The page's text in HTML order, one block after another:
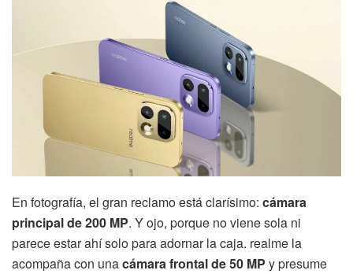
En fotografía, el gran reclamo está clarísimo: cámara
principal de 200 MP. Y ojo, porque no viene sola ni
parece estar ahí solo para adornar la caja. realme la
acompaña con unacámara frontal de 50 MP y presume